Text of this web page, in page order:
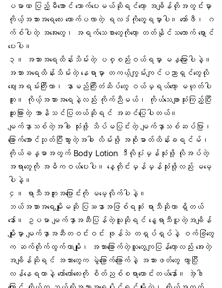
ပမာဏ ပြည့်မီအောင် သောက်ပေးမယ်ဆိုရင်တော့ အချိန်တိုအတွင်းမှာ
ကိုယ့်အသားအရေလေး တောက်ပလာတဲ့ ရလဒ်ကိုတွေ့ရမှာပါ။ ကော်ဖီ၊ ဂ
က်စ်ပါတဲ့ အအေးတွေ၊ အရက်သေစာတွေကိုတော့ တတ်နိုင်သလောက် ရှောင်
ပေးပါ။
၃။ အသားအရေထိန်းသိမ်းတဲ့ ပစ္စည်းဝယ်ရမှာ မနှမြောပါနဲ့။
အသားအရေထိန်းသိမ်းတဲ့ နေရာမှာ တကယ့်ကျွမ်းကျင်ပညာရှင်တွေလို
ဈေးအရမ်းကြီးတာ၊ နာမည်ကြီးတံဆိပ်တွေ ဝယ်မှရယ်တော့ မဟုတ်ပါ
ဘူး။ ကိုယ့်အသားအရေနဲ့လည်း ကိုက်ညီမယ်၊ ကိုယ်သေချာသုံးကြည့်ပြီး
ထူးခြားတဲ့ အာနိသင်ပြတယ်ဆိုရင် အဆင်ပြေပါတယ်။
မျက်နှာသစ်တဲ့အခါ သုံးဖို့ သိပ်မပြင်းတဲ့ မျက်နှာသစ်ဆပ်ပြာ၊
ခြောက်အောင်သုတ်ပြီးသွားတဲ့အခါ လိမ်းဖို့ အစိုဓာတ်ထိန်းခရင်မ်၊
ကိုယ်ခန္ဓာအတွက် Body Lotion ဒီလိုပုံမှန်သုံးဖို့ လိုအပ်တဲ့
အရာတွေကို အဓိကဝယ်ပေးပါ။ နေ့တိုင်းမှန်မှန်သုံးဖို့လည်း မမေ့
ပါနဲ့။
၄။ ရာသီအကူးအပြောင်းကို မမေ့လိုက်ပါနဲ့။
ဘယ်အသားအရေမျိုးမဆို ပြဿနာအဖြစ်ရဆုံး ရာသီဆိုတာ ရှိတယ်
နော်။ ဥပမာ မျက်နှာအဆီပြန်တဲ့သူဆိုရင် နွေရာသီပူတဲ့အချိန်
မျိုးမှာ မျက်နှာအဆီတဝင်းဝင်း ဖုန်သဲ တရှပ်ရှပ်နဲ့ ဝက်ခြံတွေ
က ဆက်တိုက်ထွက်တာမျိုး၊ အသားခြောက်တဲ့သူတွေကျပြန်တော့လည်း အေးတဲ့
အချိန်ဆိုရင် အသားတွေက မွဲခြောက်ခြောက်နဲ့ အသားဖတ်တွေ ကွာပြီး
လန်နေရတာနဲ့ တော်တော်လေးကို စိတ်ညစ်စရာကောင်းတယ်နော်။ အဲ့ဒါ